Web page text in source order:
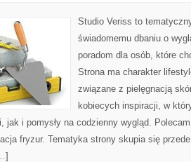
Studio Veriss to
świadomemu dbaniu o
poradom dla osób, które
Strona ma charakter
związane z pielęgnacją
kobiecych inspiracji, w
jak i pomysły na codzienny wygląd.
fryzur. Tematyka strony skupia się